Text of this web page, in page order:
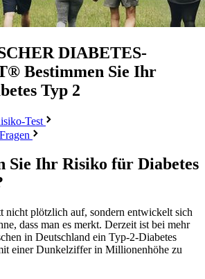
DIABETES-
Bestimmen Sie Ihr
Typ 2
Test
Sie Ihr Risiko für Diabetes
nicht plötzlich auf, sondern entwickelt sich
dass man es merkt. Derzeit ist bei mehr
in Deutschland ein Typ-2-Diabetes
einer Dunkelziffer in Millionenhöhe zu